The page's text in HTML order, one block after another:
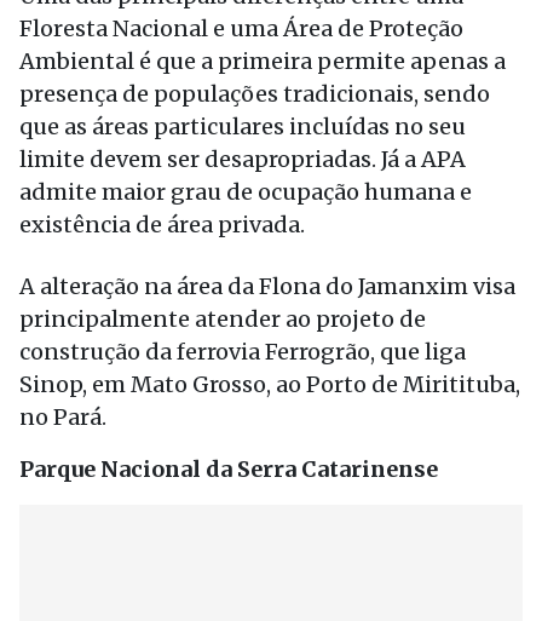
Floresta Nacional e uma Área de Proteção
Ambiental é que a primeira permite apenas a
presença de populações tradicionais, sendo
que as áreas particulares incluídas no seu
limite devem ser desapropriadas. Já a APA
admite maior grau de ocupação humana e
existência de área privada.
A alteração na área da Flona do Jamanxim visa
principalmente atender ao projeto de
construção da ferrovia Ferrogrão, que liga
Sinop, em Mato Grosso, ao Porto de Miritituba,
no Pará.
Parque Nacional da Serra Catarinense